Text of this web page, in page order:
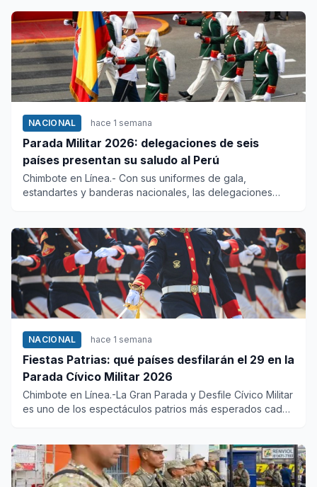
NACIONAL hace 1 semana
Parada Militar 2026: delegaciones de seis
países presentan su saludo al Perú
Chimbote en Línea.- Con sus uniformes de gala,
estandartes y banderas nacionales, las delegaciones
NACIONAL hace 1 semana
Fiestas Patrias: qué países desfilarán el 29 en la
Parada Cívico Militar 2026
Chimbote en Línea.-La Gran Parada y Desfile Cívico Militar
es uno de los espectáculos patrios más esperados cada